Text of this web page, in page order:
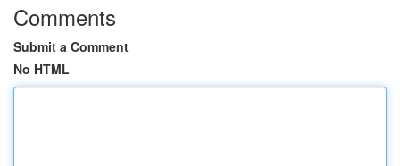
Comments
Submit a Comment
No HTML